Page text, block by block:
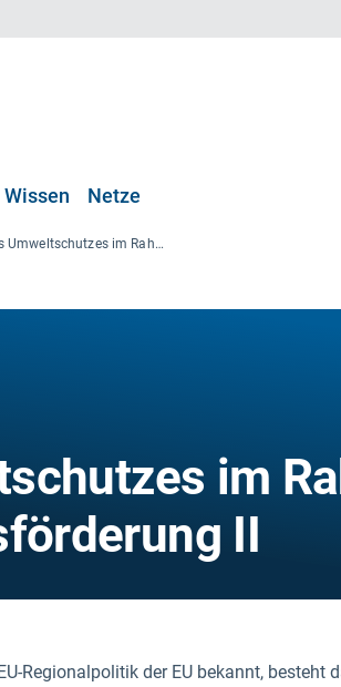
Wissen Netze
Stärkung des Umweltschutzes im Rahmen der EU-Strukturfondsförderung II
im
II
Regionalpolitik der EU bekannt, besteht